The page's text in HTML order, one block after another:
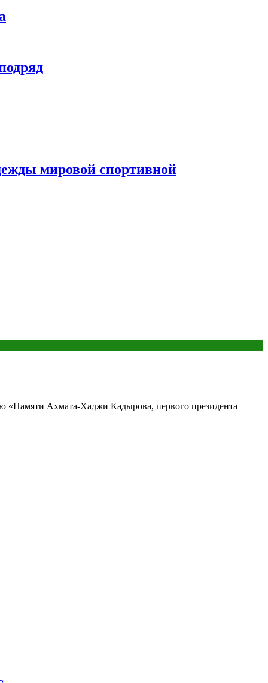
мировой спортивной
«Памяти Ахмата-Хаджи Кадырова, первого президента